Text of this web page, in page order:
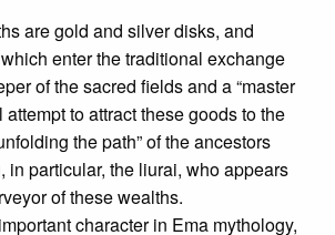
are gold and silver disks, and
enter the traditional exchange
of the sacred fields and a “master
attempt to attract these goods to the
the path” of the ancestors
in particular, the liurai, who appears
of these wealths.
character in Ema mythology,